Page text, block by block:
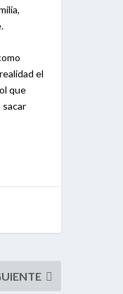
el
que